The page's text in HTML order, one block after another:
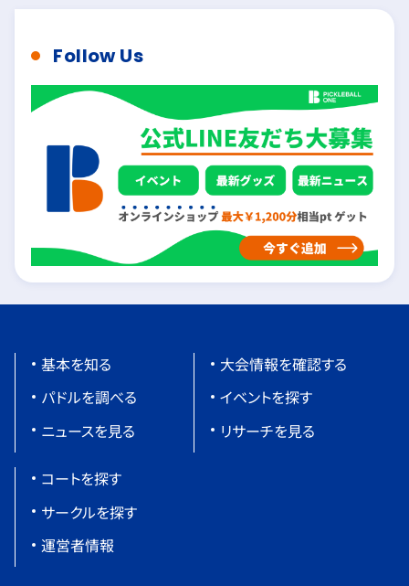
Follow Us
基本を知る
パドルを調べる
ニュースを見る
大会情報を確認する
イベントを探す
リサーチを見る
コートを探す
サークルを探す
運営者情報